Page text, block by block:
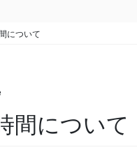
について
間について